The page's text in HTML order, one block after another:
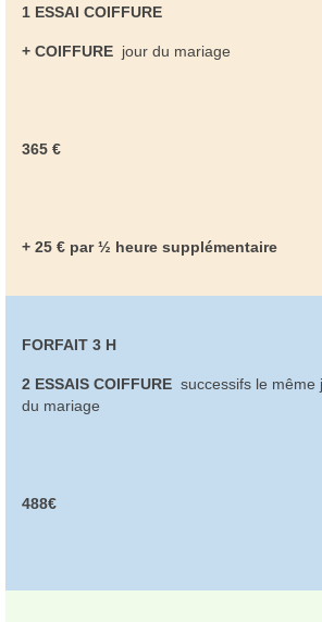
1 ESSAI COIFFURE
+ COIFFURE jour du mariage
365 €
+ 25 € par ½ heure supplémentaire
FORFAIT 3 H
2 ESSAIS COIFFURE successifs le même
du mariage
488€